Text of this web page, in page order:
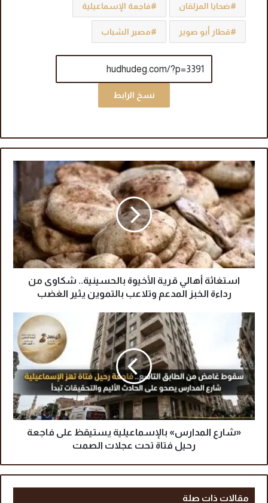
ضحايا المزلقان فاجعة الإسماعيلية
قطار أبو صوير مصير الشباب
نسخ الرابط
ا
س
ت
غ
ا
ث
ة
أ
ه
ق
ر
ة
ا
ل
أ
خ
ي
ا
استغاثة أهالي قرية الأخيوة بالحسينية.. شكاوى من
رداءة الخبز المدعم وتلاعب بالتموين يثير الغضب
«
ش
ر
ع
ا
ل
م
د
«شارع المدارس» بالإسماعيلية يستيقظ على فاجعة
رحيل فتاة تحت عجلات الصمت
مقالات ذات صلة